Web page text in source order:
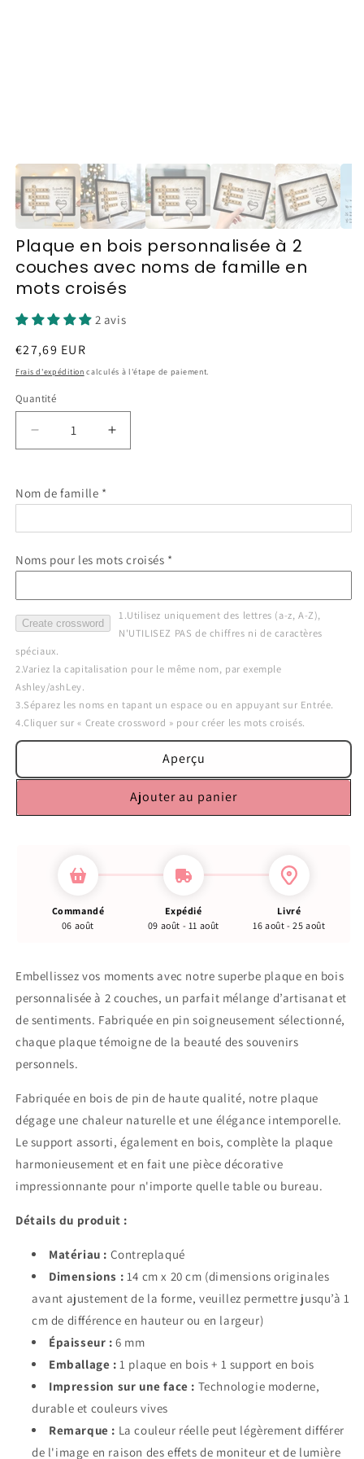
Plaque en bois personnalisée à 2
couches avec noms de famille en
mots croisés
2 avis
Prix
habituel
€27,69 EUR
Frais d'expédition calculés à l'étape de paiement.
Quantité
Réduire
la
de
Plaque
personnalisée
à
avec
de
famille
en
mots
croisés
Augmenter
la
Plaque
personnalisée
à
couches
noms
famille
mots
croisés
Nom de famille *
Noms pour les mots croisés *
Create crossword
1.Utilisez uniquement des lettres (a-z, A-Z),
N'UTILISEZ PAS de chiffres ni de caractères
spéciaux.
2.Variez la capitalisation pour le même nom, par exemple
Ashley/ashLey.
3.Séparez les noms en tapant un espace ou en appuyant sur Entrée.
4.Cliquer sur « Create crossword » pour créer les mots croisés.
Aperçu
Ajouter au panier
Commandé
06 août
Expédié
09 août - 11 août
Livré
16 août - 25 août
Embellissez vos moments avec notre superbe plaque en bois
personnalisée à 2 couches, un parfait mélange d’artisanat et
de sentiments. Fabriquée en pin soigneusement sélectionné,
chaque plaque témoigne de la beauté des souvenirs
personnels.
Fabriquée en bois de pin de haute qualité, notre plaque
dégage une chaleur naturelle et une élégance intemporelle.
Le support assorti, également en bois, complète la plaque
harmonieusement et en fait une pièce décorative
impressionnante pour n'importe quelle table ou bureau.
Détails du produit :
Matériau : Contreplaqué
Dimensions : 14 cm x 20 cm (dimensions originales
avant ajustement de la forme, veuillez permettre jusqu’à 1
cm de différence en hauteur ou en largeur)
Épaisseur : 6 mm
Emballage : 1 plaque en bois + 1 support en bois
Impression sur une face : Technologie moderne,
durable et couleurs vives
Remarque : La couleur réelle peut légèrement différer
de l'image en raison des effets de moniteur et de lumière